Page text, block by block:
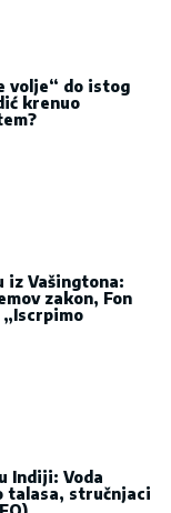
volje“ do istog
krenuo
iz Vašingtona:
zakon, Fon
Indiji: Voda
talasa, stručnjaci